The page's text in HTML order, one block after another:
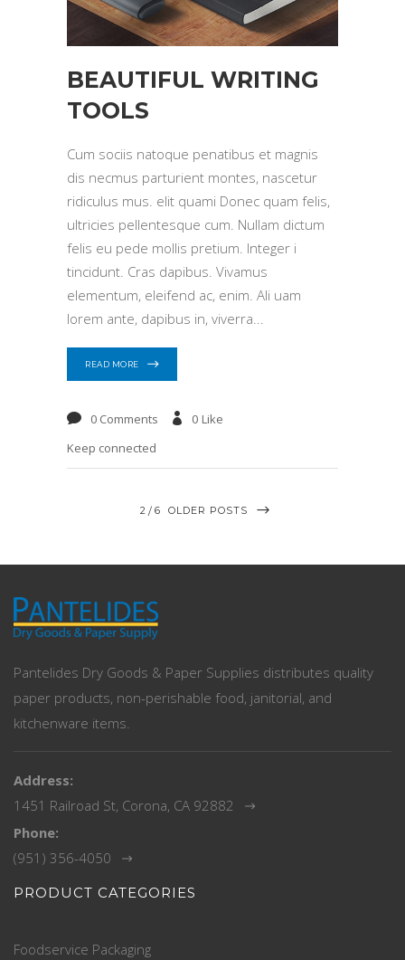
BEAUTIFUL WRITING
TOOLS
Cum sociis natoque penatibus et magnis
dis necmus parturient montes, nascetur
ridiculus mus. elit quami Donec quam felis,
ultricies pellentesque cum. Nullam dictum
felis eu pede mollis pretium. Integer i
tincidunt. Cras dapibus. Vivamus
elementum, eleifend ac, enim. Ali uam
lorem ante, dapibus in, viverra
READ MORE
0 Comments 0 Like
Keep connected
2 6 OLDER POSTS
Pantelides Dry Goods & Paper Supplies distributes quality
paper products, non-perishable food, janitorial, and
kitchenware items.
Address:
1451 Railroad St, Corona, CA 92882
Phone:
(951) 356-4050
PRODUCT CATEGORIES
Foodservice Packaging